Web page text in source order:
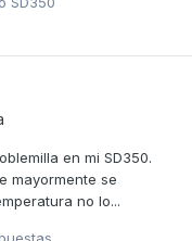
en mi SD350.
mayormente se
no lo...